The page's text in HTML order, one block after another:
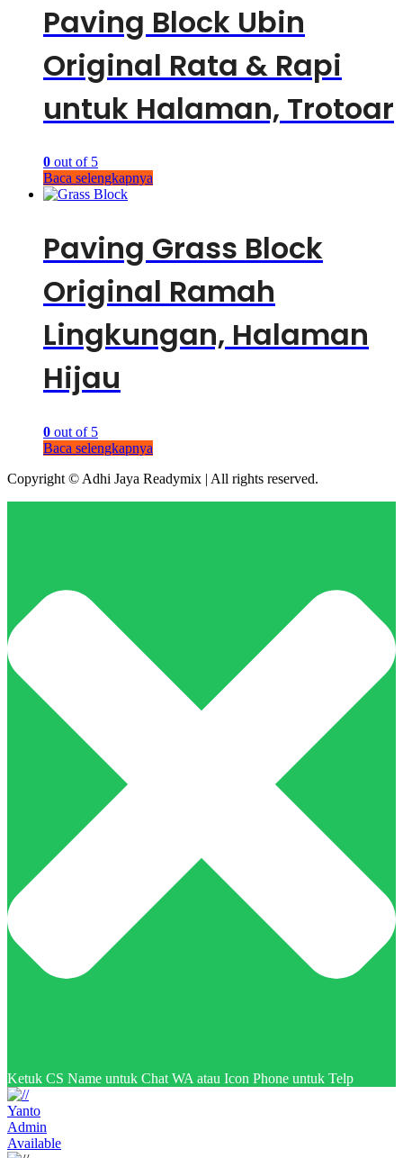
Paving Block Ubin
Original Rata & Rapi
untuk Halaman, Trotoar
0 out of 5
Baca selengkapnya
Paving Grass Block
Original Ramah
Lingkungan, Halaman
Hijau
0 out of 5
Baca selengkapnya
Copyright © Adhi Jaya Readymix | All rights reserved.
Ketuk CS Name untuk Chat WA atau Icon Phone untuk Telp
Yanto
Admin
Available